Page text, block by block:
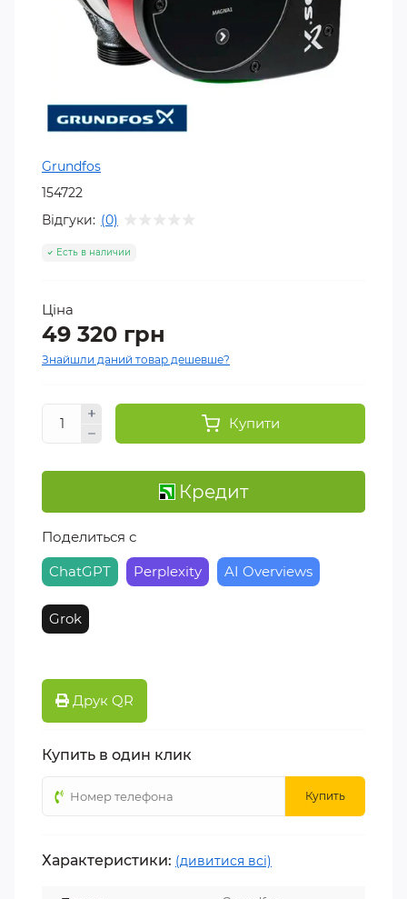
Grundfos
154722
Відгуки: (0)
Есть в наличии
Ціна
49 320 грн
Знайшли даний товар дешевше?
Купити
Кредит
Поделиться с
ChatGPT
Perplexity AI Overviews
Grok
Друк QR
Купить в один клик
Купить
Характеристики: (дивитися всі)